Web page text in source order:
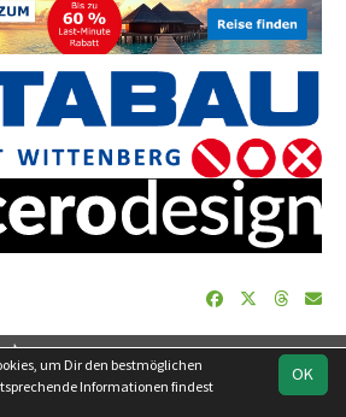
soccero.de
OK
um Dir den bestmöglichen
Informationen findest